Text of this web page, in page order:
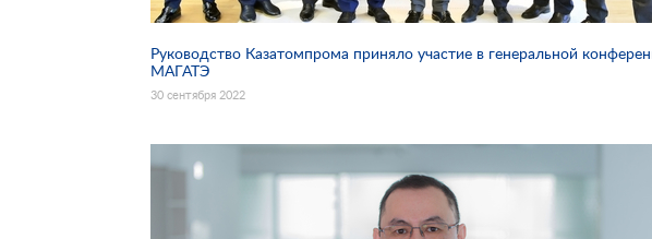
Руководство Казатомпрома приняло участие в генеральной
МАГАТЭ
30 сентября 2022